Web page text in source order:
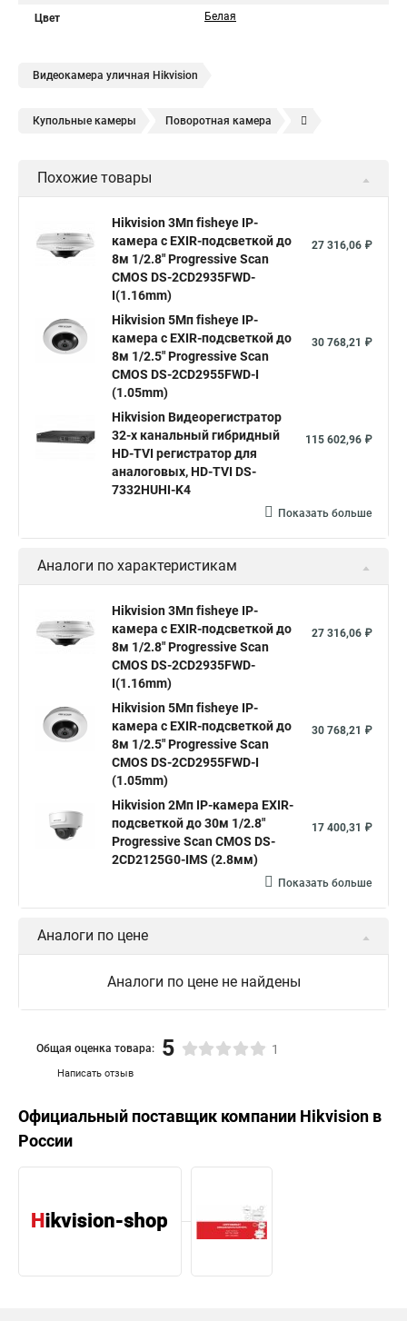
Цвет Белая
Видеокамера уличная Hikvision
Купольные камеры Поворотная камера
Камера видеонаблюдения hikvision
Hikvision купить Hikvision уличная ip камера
Hikvision poe
Hikvision 2 8 mm Hikvision camera Hikvision 2cd1148 i b
Видеонаблюдение Ip видеокамеры
Hikvision 2cd2142fwd
Hikvision ds 2cd1148 hikvision ds 2cd1148 i b
hikvision ds 2cd2042wd i Видеокамера hikvision
Видеокамеры hikvision ds
Камера Hikvision ds 2ce16d8t
Видеокамера hikvision hiwatch
Камера Hikvision ds 2cd2442fwd
Уличная камера Hikvision ip camera
Hikvision поворотная камера Hikvision купольная
Нikvision микрофон Hikvision поворотная
Hikvision порты
Похожие товары
Hikvision 3Мп fisheye IP-
камера c EXIR-подсветкой до
8м 1/2.8" Progressive Scan
CMOS DS-2CD2935FWD-
I(1.16mm)
27 316,06 ₽
Hikvision 5Мп fisheye IP-
камера c EXIR-подсветкой до
8м 1/2.5" Progressive Scan
CMOS DS-2CD2955FWD-I
(1.05mm)
30 768,21 ₽
Hikvision Видеорегистратор
32-х канальный гибридный
HD-TVI регистратор для
аналоговых, HD-TVI DS-
7332HUHI-K4
115 602,96 ₽
Показать больше
Аналоги по характеристикам
Hikvision 3Мп fisheye IP-
камера c EXIR-подсветкой до
8м 1/2.8" Progressive Scan
CMOS DS-2CD2935FWD-
I(1.16mm)
27 316,06 ₽
Hikvision 5Мп fisheye IP-
камера c EXIR-подсветкой до
8м 1/2.5" Progressive Scan
CMOS DS-2CD2955FWD-I
(1.05mm)
30 768,21 ₽
Hikvision 2Мп IP-камера EXIR-
подсветкой до 30м 1/2.8"
Progressive Scan CMOS DS-
2CD2125G0-IMS (2.8мм)
17 400,31 ₽
Показать больше
Аналоги по цене
Аналоги по цене не найдены
Написать отзыв
Общая оценка товара: 5 1
Официальный поставщик компании Hikvision в
России